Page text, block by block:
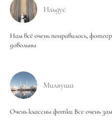
Ильдус
Нам всё очень понравилось,
довольны
Миляуша
Очень классны фотки Все очень